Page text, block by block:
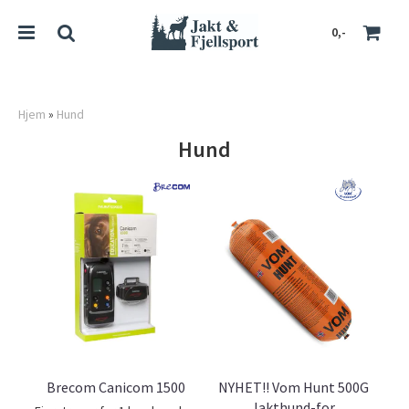
0,-
Hjem » Hund
Hund
Brecom Canicom 1500
NYHET!! Vom Hunt 500G
Trykk ENTER for å søke